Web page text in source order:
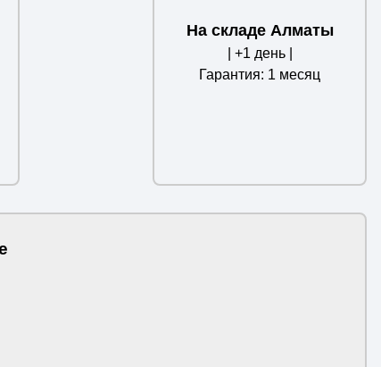
На складе Алматы
| +1 день |
Гарантия: 1 месяц